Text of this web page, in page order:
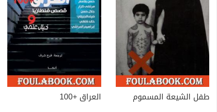
طفل الشيعة المسموم العراق +100